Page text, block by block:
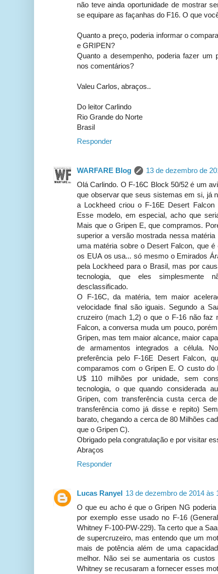
não teve ainda oportunidade de mostrar
se equipare as façanhas do F16. O que
Quanto a preço, poderia informar o
e GRIPEN?
Quanto a desempenho, poderia fazer um
nos comentários?
Valeu Carlos, abraços..
Do leitor Carlindo
Rio Grande do Norte
Brasil
Responder
WARFARE Blog
13 de dezembro de
Olá Carlindo. O F-16C Block 50/52 é um
que observar que seus sistemas em si, já
a Lockheed criou o F-16E Desert
Esse modelo, em especial, acho que
Mais que o Gripen E, que compramos.
superior a versão mostrada nessa
uma matéria sobre o Desert Falcon, que
os EUA os usa... só mesmo o Emirados
pela Lockheed para o Brasil, mas por
tecnologia, que eles simplesmente
desclassificado.
O F-16C, da matéria, tem maior
velocidade final são iguais. Segundo a
cruzeiro (mach 1,2) o que o F-16 não faz
Falcon, a conversa muda um pouco,
Gripen, mas tem maior alcance, maior
de armamentos integrados a célula.
preferência pelo F-16E Desert Falcon,
comparamos com o Gripen E. O custo do
U$ 110 milhões por unidade, sem
tecnologia, o que quando considerada
Gripen, com transferência custa cerca
transferência como já disse e repito)
barato, chegando a cerca de 80 Milhões
que o Gripen C).
Obrigado pela congratulação e por visitar
Abraços
Responder
Lucas Ranyel 13 de dezembro de 2014 às
O que eu acho é que o Gripen NG
por exemplo esse usado no F-16
Whitney F-100-PW-229). Ta certo que a
de supercruzeiro, mas entendo que um
mais de potência além de uma
melhor. Não sei se aumentaria os
Whitney se recusaram a fornecer esses